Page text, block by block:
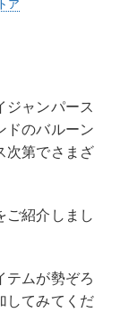
ア
ジャンパース
ドのバルーン
次第でさまざ
ご紹介しまし
テムが勢ぞろ
してみてくだ